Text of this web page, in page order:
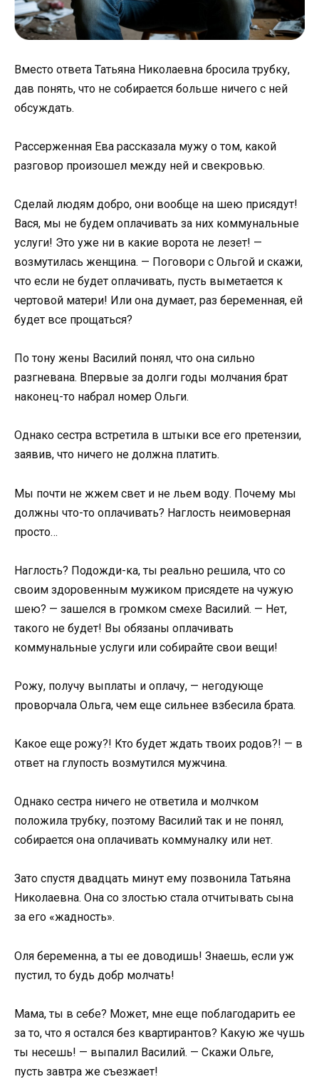
Вместо ответа Татьяна Николаевна бросила трубку,
дав понять, что не собирается больше ничего с ней
обсуждать.
Рассерженная Ева рассказала мужу о том, какой
разговор произошел между ней и свекровью.
Сделай людям добро, они вообще на шею присядут!
Вася, мы не будем оплачивать за них коммунальные
услуги! Это уже ни в какие ворота не лезет! —
возмутилась женщина. — Поговори с Ольгой и скажи,
что если не будет оплачивать, пусть выметается к
чертовой матери! Или она думает, раз беременная, ей
будет все прощаться?
По тону жены Василий понял, что она сильно
разгневана. Впервые за долги годы молчания брат
наконец-то набрал номер Ольги.
Однако сестра встретила в штыки все его претензии,
заявив, что ничего не должна платить.
Мы почти не жжем свет и не льем воду. Почему мы
должны что-то оплачивать? Наглость неимоверная
просто…
Наглость? Подожди-ка, ты реально решила, что со
своим здоровенным мужиком присядете на чужую
шею? — зашелся в громком смехе Василий. — Нет,
такого не будет! Вы обязаны оплачивать
коммунальные услуги или собирайте свои вещи!
Рожу, получу выплаты и оплачу, — негодующе
проворчала Ольга, чем еще сильнее взбесила брата.
Какое еще рожу?! Кто будет ждать твоих родов?! — в
ответ на глупость возмутился мужчина.
Однако сестра ничего не ответила и молчком
положила трубку, поэтому Василий так и не понял,
собирается она оплачивать коммуналку или нет.
Зато спустя двадцать минут ему позвонила Татьяна
Николаевна. Она со злостью стала отчитывать сына
за его «жадность».
Оля беременна, а ты ее доводишь! Знаешь, если уж
пустил, то будь добр молчать!
Мама, ты в себе? Может, мне еще поблагодарить ее
за то, что я остался без квартирантов? Какую же чушь
ты несешь! — выпалил Василий. — Скажи Ольге,
пусть завтра же съезжает!